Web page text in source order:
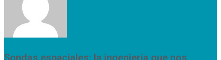
Sondas espaciales: la ingeniería que nos